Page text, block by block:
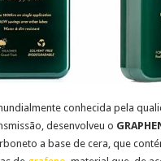
conhecida pela
desenvolveu o
a base de cera, que